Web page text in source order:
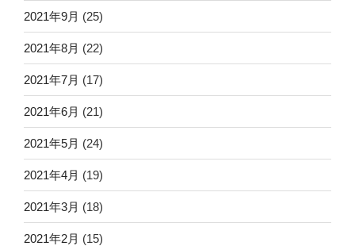
2021年9月 (25)
2021年8月 (22)
2021年7月 (17)
2021年6月 (21)
2021年5月 (24)
2021年4月 (19)
2021年3月 (18)
2021年2月 (15)